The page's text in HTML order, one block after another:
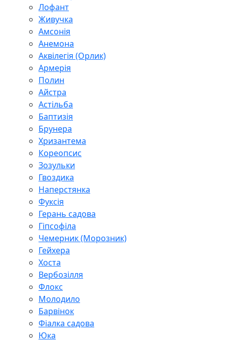
Лофант
Живучка
Амсонія
Анемона
Аквілегія (Орлик)
Армерія
Полин
Айстра
Астільба
Баптизія
Брунера
Хризантема
Кореопсис
Зозульки
Гвоздика
Наперстянка
Фуксія
Герань садова
Гіпсофіла
Чемерник (Морозник)
Гейхера
Хоста
Вербозілля
Флокс
Молодило
Барвінок
Фіалка садова
Юка